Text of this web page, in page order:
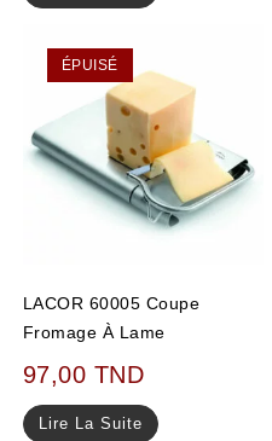
ÉPUISÉ
LACOR 60005 Coupe
Fromage À Lame
97,00 TND
Lire La Suite